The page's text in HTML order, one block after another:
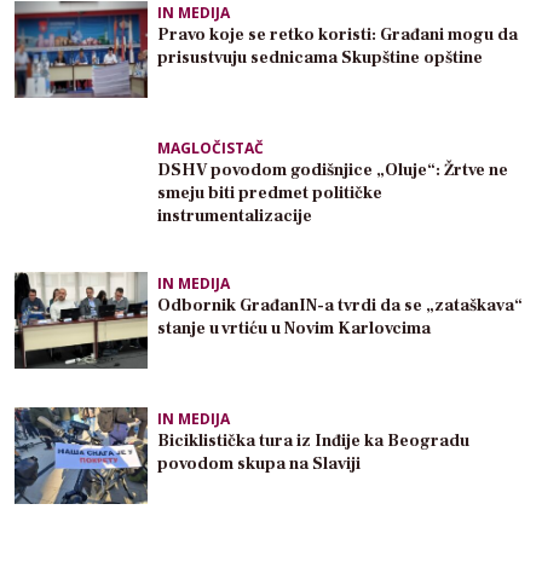
IN MEDIJA
Pravo koje se retko koristi: Građani mogu da
prisustvuju sednicama Skupštine opštine
MAGLOČISTAČ
DSHV povodom godišnjice „Oluje“: Žrtve ne
smeju biti predmet političke
instrumentalizacije
IN MEDIJA
Odbornik GrađanIN-a tvrdi da se „zataškava“
stanje u vrtiću u Novim Karlovcima
IN MEDIJA
Biciklistička tura iz Inđije ka Beogradu
povodom skupa na Slaviji